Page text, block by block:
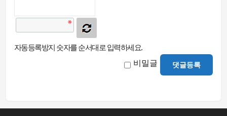
자동등록방지 숫자를 순서대로 입력하세요.
비밀글 댓글등록